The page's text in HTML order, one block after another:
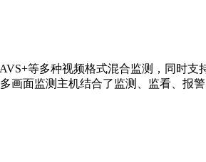
等多种视频格式混合监测，同时支
画面监测主机结合了监测、监看、报